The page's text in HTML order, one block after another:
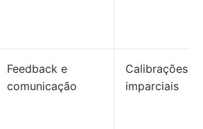
Feedback e
comunicação
Calibrações
imparciais